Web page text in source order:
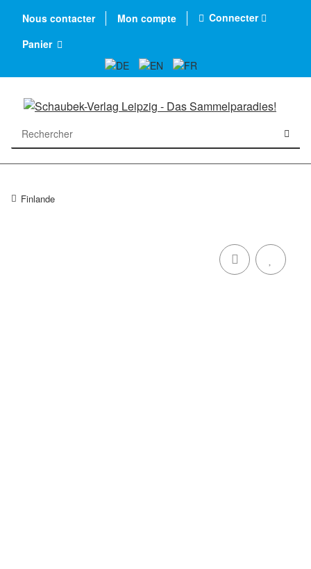
Nous contacter Mon compte
Connecter
Panier
Finlande